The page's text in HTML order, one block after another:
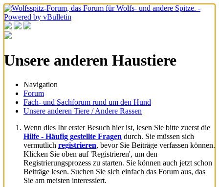
Unsere anderen Haustiere
Navigation
Forum
Fach- und Sachforum rund um den Hund
Unsere anderen Tiere / Andere Rassen
Wenn dies Ihr erster Besuch hier ist, lesen Sie bitte zuerst die
Hilfe - Häufig gestellte Fragen durch. Sie müssen sich
vermutlich registrieren, bevor Sie Beiträge verfassen können.
Klicken Sie oben auf 'Registrieren', um den
Registrierungsprozess zu starten. Sie können auch jetzt schon
Beiträge lesen. Suchen Sie sich einfach das Forum aus, das
Sie am meisten interessiert.